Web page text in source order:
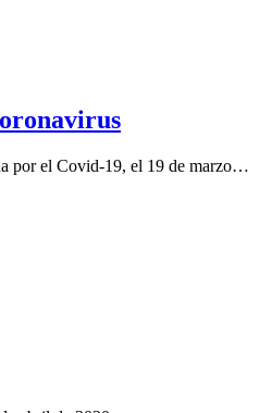
por el Covid-19, el 19 de marzo…